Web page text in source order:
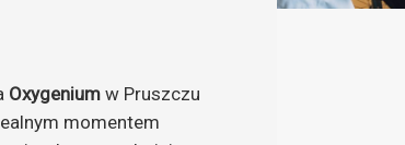
Oxygenium w Pruszczu
momentem